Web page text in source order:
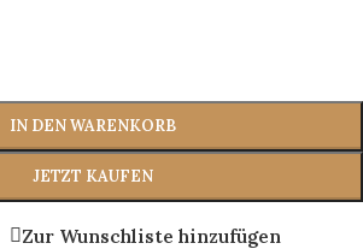
IN DEN WARENKORB
JETZT KAUFEN
Zur Wunschliste hinzufügen